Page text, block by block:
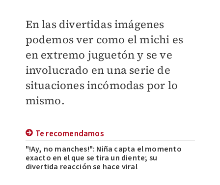
En las divertidas imágenes
podemos ver como el michi es
en extremo juguetón y se ve
involucrado en una serie de
situaciones incómodas por lo
mismo.
Te recomendamos
"!Ay, no manches!": Niña capta el momento
exacto en el que se tira un diente; su
divertida reacción se hace viral